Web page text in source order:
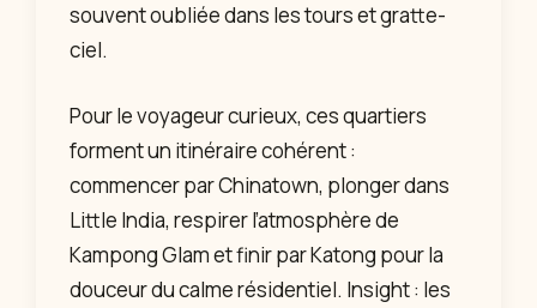
souvent oubliée dans les tours et gratte-
ciel.
Pour le voyageur curieux, ces quartiers
forment un itinéraire cohérent :
commencer par Chinatown, plonger dans
Little India, respirer l’atmosphère de
Kampong Glam et finir par Katong pour la
douceur du calme résidentiel. Insight : les